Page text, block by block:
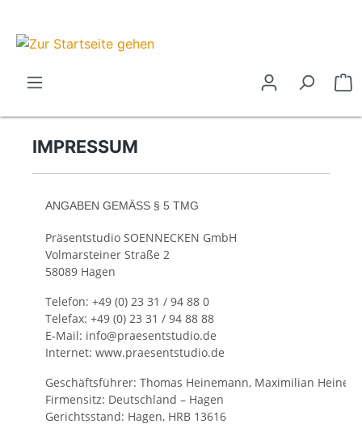
IMPRESSUM
ANGABEN GEMÄSS § 5 TMG
Präsentstudio SOENNECKEN GmbH
Volmarsteiner Straße 2
58089 Hagen
Telefon: +49 (0) 23 31 / 94 88 0
Telefax: +49 (0) 23 31 / 94 88 88
E-Mail: info@praesentstudio.de
Internet: www.praesentstudio.de
Geschäftsführer: Thomas Heinemann, Maximilian
Firmensitz: Deutschland – Hagen
Gerichtsstand: Hagen, HRB 13616